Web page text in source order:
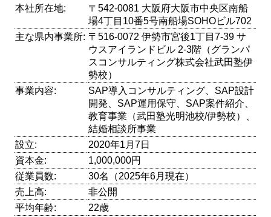
本社所在地:
〒542-0081 大阪府大阪市中央区南船
場4丁目10番5号南船場SOHOビル702
主な県内事業所: 〒516-0072 伊勢市宮後1丁目7-39 サ
ウスアイランドビル 2-3階（グランパ
スコンサルティング株式会社武田塾伊
勢校）
事業内容:
SAP導入コンサルティング、SAP設計
開発、SAP運用保守、SAP案件紹介、
教育事業（武田塾光明池校/伊勢校）、
結婚相談所事業
設立:
2020年1月7日
資本金:
1,000,000円
従業員数:
30名（2025年6月現在）
売上高:
非公開
平均年齢:
22歳